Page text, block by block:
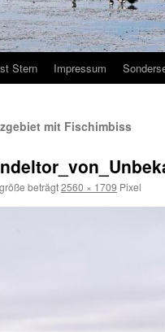
Stern Impressum
mit Fischimbiss
beträgt2560 × 1709 Pixel